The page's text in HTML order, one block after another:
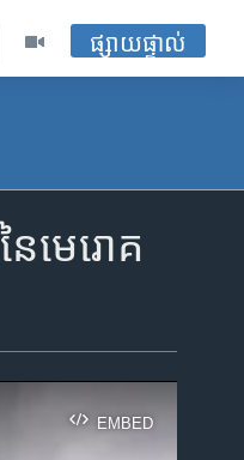
ផ្សាយផ្ទាល់
មេរោគ
EMBED